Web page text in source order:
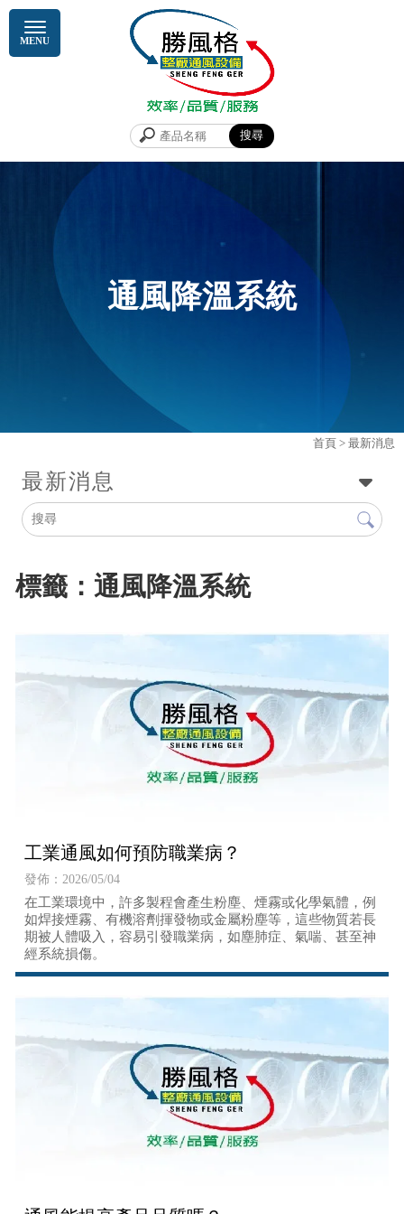
通風降溫系統
首頁 > 最新消息
最新消息
標籤：通風降溫系統
工業通風如何預防職業病？
發佈：2026/05/04
在工業環境中，許多製程會產生粉塵、煙霧或化學氣體，例
如焊接煙霧、有機溶劑揮發物或金屬粉塵等，這些物質若長
期被人體吸入，容易引發職業病，如塵肺症、氣喘、甚至神
經系統損傷。